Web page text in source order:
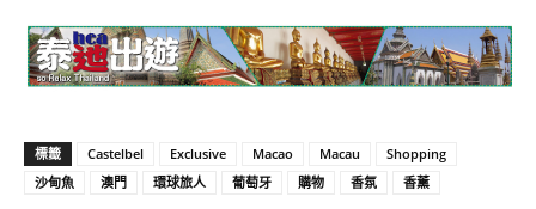
標籤 Castelbel Exclusive Macao Macau
Shopping
沙甸魚
澳門 環球旅人 葡萄牙 購物 香氛 香薰